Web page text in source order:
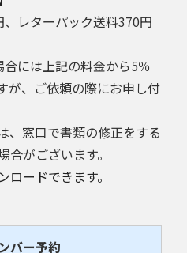
レターパック送料370円
には上記の料金から5％
が、ご依頼の際にお申し付
、窓口で書類の修正をする
がございます。
ードできます。
バー予約